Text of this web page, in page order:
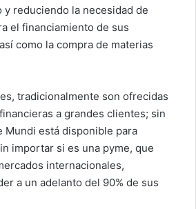
reduciendo la necesidad de
el financiamiento de sus
como la compra de materias
tradicionalmente son ofrecidas
a grandes clientes; sin
Mundi está disponible para
importar si es una pyme, que
internacionales,
a un adelanto del 90% de sus